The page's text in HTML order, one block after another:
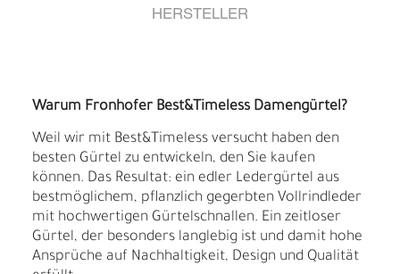
HERSTELLER
Warum Fronhofer Best&Timeless Damengürtel?
Weil wir mit Best&Timeless versucht haben den
besten Gürtel zu entwickeln, den Sie kaufen
können. Das Resultat: ein edler Ledergürtel aus
bestmöglichem, pflanzlich gegerbten Vollrindleder
mit hochwertigen Gürtelschnallen. Ein zeitloser
Gürtel, der besonders langlebig ist und damit hohe
Ansprüche auf Nachhaltigkeit, Design und Qualität